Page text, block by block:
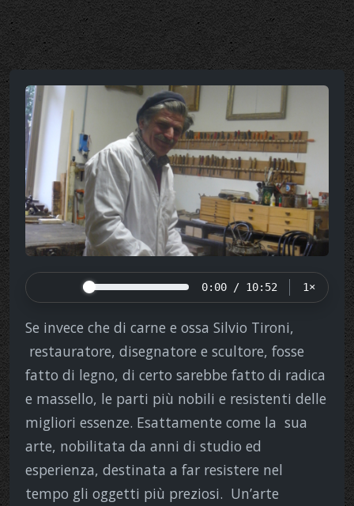
0:00 / 10:52 1×
Se invece che di carne e ossa Silvio Tironi,
restauratore, disegnatore e scultore, fosse
fatto di legno, di certo sarebbe fatto di radica
e massello, le parti più nobili e resistenti delle
migliori essenze. Esattamente come la sua
arte, nobilitata da anni di studio ed
esperienza, destinata a far resistere nel
tempo gli oggetti più preziosi. Un’arte